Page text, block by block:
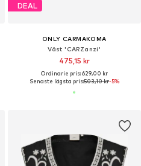
DEAL
ONLY CARMAKOMA
Väst 'CARZanzi'
475,15 kr
Ordinarie pris: 629,00 kr
Senaste lägsta pris:503,10 kr-5%